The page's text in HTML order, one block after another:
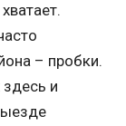
– пробки.
и